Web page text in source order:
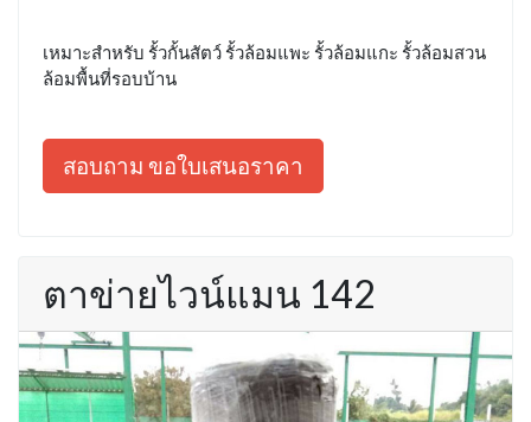
เหมาะสำหรับ รั้วกั้นสัตว์ รั้วล้อมแพะ รั้วล้อมแกะ รั้วล้อมสวน
ล้อมพื้นที่รอบบ้าน
สอบถาม ขอใบเสนอราคา
ตาข่ายไวน์แมน 142